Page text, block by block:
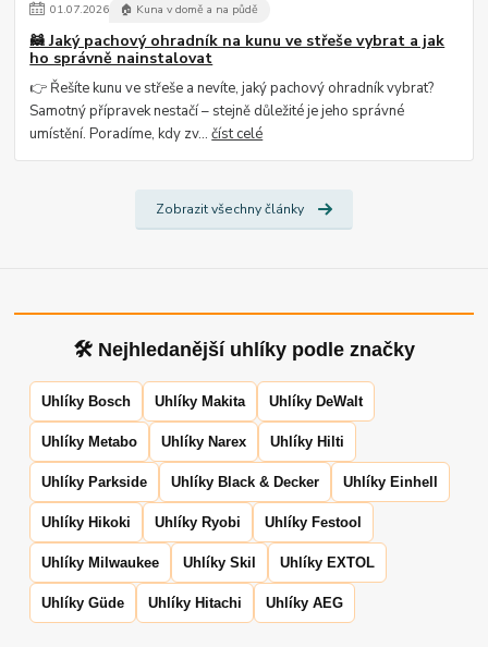
01.07.2026 🏠 Kuna v domě a na půdě
🦝 Jaký pachový ohradník na kunu ve střeše vybrat a jak
ho správně nainstalovat
👉 Řešíte kunu ve střeše a nevíte, jaký pachový ohradník vybrat?
Samotný přípravek nestačí – stejně důležité je jeho správné
umístění. Poradíme, kdy zv...číst celé
Zobrazit všechny články
🛠 Nejhledanější uhlíky podle značky
Uhlíky Bosch Uhlíky Makita Uhlíky DeWalt
Uhlíky Metabo Uhlíky Narex Uhlíky Hilti
Uhlíky Parkside Uhlíky Black & Decker Uhlíky Einhell
Uhlíky Hikoki Uhlíky Ryobi Uhlíky Festool
Uhlíky Milwaukee Uhlíky Skil Uhlíky EXTOL
Uhlíky Güde Uhlíky Hitachi Uhlíky AEG